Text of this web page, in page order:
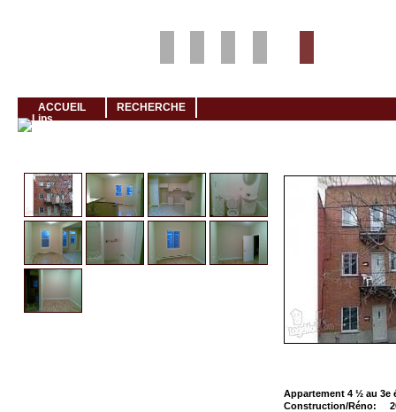
ACCUEIL RECHERCHE
Appartement 4 ½ au 3e
Construction/Réno: